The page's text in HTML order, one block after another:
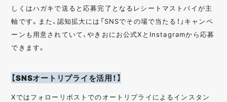
しくはハガキで送ると応募完了となるレシートマストバイが主
軸です。また、認知拡大には「SNSでその場で当たる！」キャンペ
ーンも用意されていて、やきおにお公式XとInstagramから応募
できます。
【SNSオートリプライを活用！】
Xではフォローリポストでのオートリプライによるインスタン